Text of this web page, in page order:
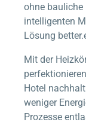
ohne
intelligenten
Lösung
Mit der
Hotel
weniger
Prozesse